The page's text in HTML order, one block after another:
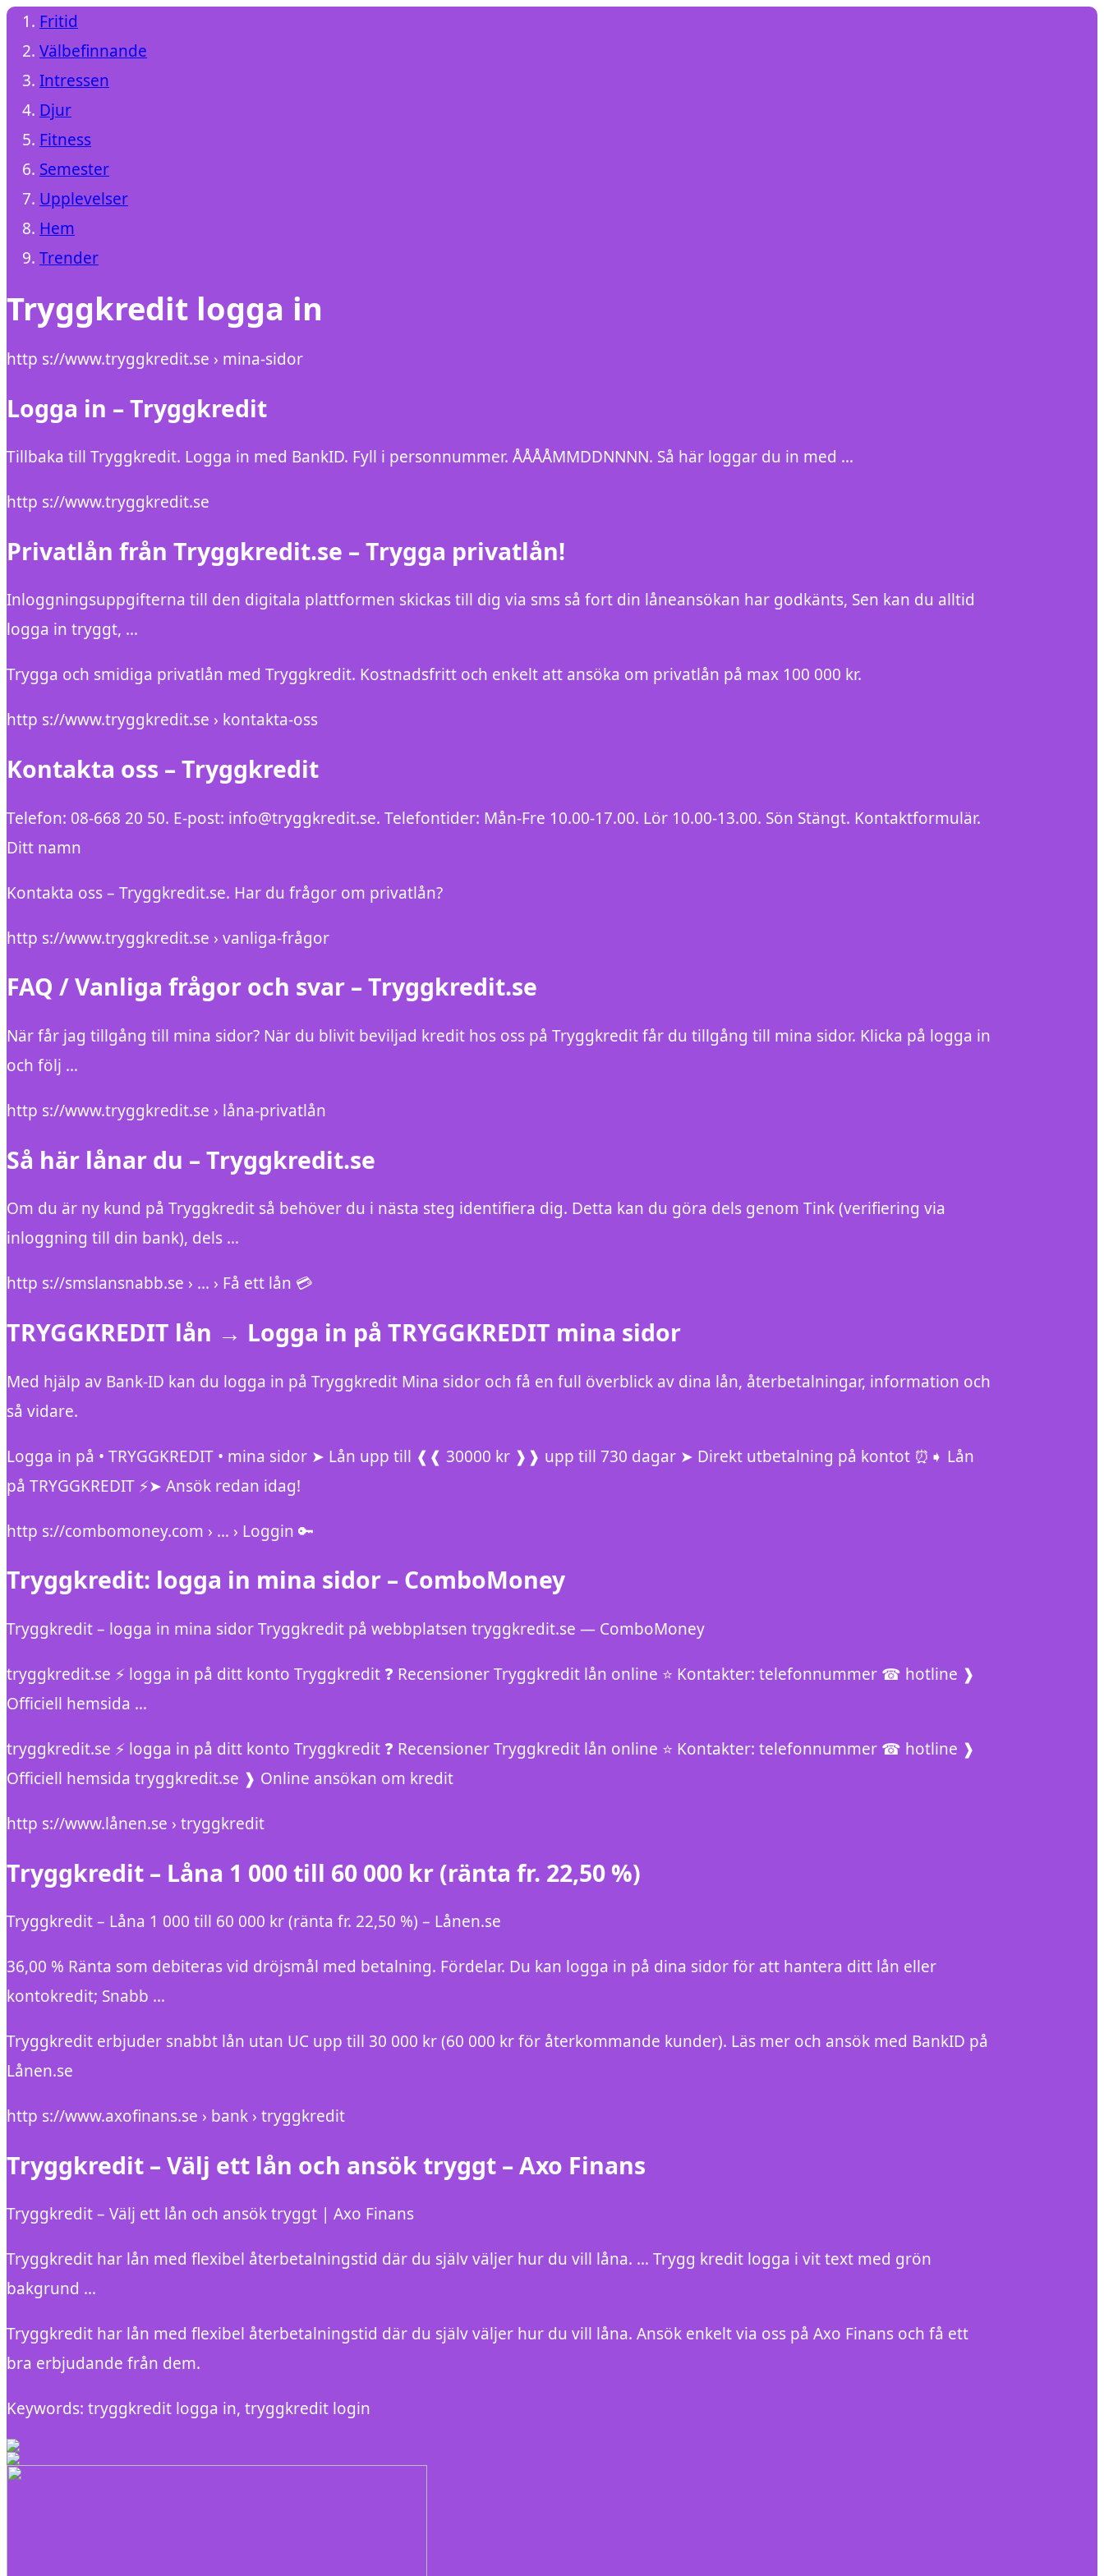
Fritid
Välbefinnande
Intressen
Djur
Fitness
Semester
Upplevelser
Hem
Trender
Tryggkredit logga in
http s://www.tryggkredit.se › mina-sidor
Logga in – Tryggkredit
Tillbaka till Tryggkredit. Logga in med BankID. Fyll i personnummer. ÅÅÅÅMMDDNNNN. Så här loggar du in med …
http s://www.tryggkredit.se
Privatlån från Tryggkredit.se – Trygga privatlån!
Inloggningsuppgifterna till den digitala plattformen skickas till dig via sms så fort din låneansökan har godkänts, Sen kan du alltid
logga in tryggt, …
Trygga och smidiga privatlån med Tryggkredit. Kostnadsfritt och enkelt att ansöka om privatlån på max 100 000 kr.
http s://www.tryggkredit.se › kontakta-oss
Kontakta oss – Tryggkredit
Telefon: 08-668 20 50. E-post: info@tryggkredit.se. Telefontider: Mån-Fre 10.00-17.00. Lör 10.00-13.00. Sön Stängt. Kontaktformulär.
Ditt namn
Kontakta oss – Tryggkredit.se. Har du frågor om privatlån?
http s://www.tryggkredit.se › vanliga-frågor
FAQ / Vanliga frågor och svar – Tryggkredit.se
När får jag tillgång till mina sidor? När du blivit beviljad kredit hos oss på Tryggkredit får du tillgång till mina sidor. Klicka på logga in
och följ …
http s://www.tryggkredit.se › låna-privatlån
Så här lånar du – Tryggkredit.se
Om du är ny kund på Tryggkredit så behöver du i nästa steg identifiera dig. Detta kan du göra dels genom Tink (verifiering via
inloggning till din bank), dels …
http s://smslansnabb.se › … › Få ett lån 💳
TRYGGKREDIT lån → Logga in på TRYGGKREDIT mina sidor
Med hjälp av Bank-ID kan du logga in på Tryggkredit Mina sidor och få en full överblick av dina lån, återbetalningar, information och
så vidare.
Logga in på • TRYGGKREDIT • mina sidor ➤ Lån upp till ❰❰ 30000 kr ❱❱ upp till 730 dagar ➤ Direkt utbetalning på kontot ⏰➧ Lån
på TRYGGKREDIT ⚡➤ Ansök redan idag!
http s://combomoney.com › … › Loggin 🔑
Tryggkredit: logga in mina sidor – ComboMoney
Tryggkredit – logga in mina sidor Tryggkredit på webbplatsen tryggkredit.se — ComboMoney
tryggkredit.se ⚡ logga in på ditt konto Tryggkredit ❓ Recensioner Tryggkredit lån online ⭐ Kontakter: telefonnummer ☎ hotline ❱
Officiell hemsida …
tryggkredit.se ⚡ logga in på ditt konto Tryggkredit ❓ Recensioner Tryggkredit lån online ⭐ Kontakter: telefonnummer ☎ hotline ❱
Officiell hemsida tryggkredit.se ❱ Online ansökan om kredit
http s://www.lånen.se › tryggkredit
Tryggkredit – Låna 1 000 till 60 000 kr (ränta fr. 22,50 %)
Tryggkredit – Låna 1 000 till 60 000 kr (ränta fr. 22,50 %) – Lånen.se
36,00 % Ränta som debiteras vid dröjsmål med betalning. Fördelar. Du kan logga in på dina sidor för att hantera ditt lån eller
kontokredit; Snabb …
Tryggkredit erbjuder snabbt lån utan UC upp till 30 000 kr (60 000 kr för återkommande kunder). Läs mer och ansök med BankID på
Lånen.se
http s://www.axofinans.se › bank › tryggkredit
Tryggkredit – Välj ett lån och ansök tryggt – Axo Finans
Tryggkredit – Välj ett lån och ansök tryggt | Axo Finans
Tryggkredit har lån med flexibel återbetalningstid där du själv väljer hur du vill låna. … Trygg kredit logga i vit text med grön
bakgrund …
Tryggkredit har lån med flexibel återbetalningstid där du själv väljer hur du vill låna. Ansök enkelt via oss på Axo Finans och få ett
bra erbjudande från dem.
Keywords: tryggkredit logga in, tryggkredit login